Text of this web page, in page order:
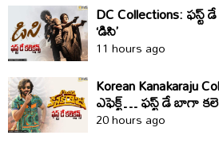
DC Collections:
‘డిసి’
11 hours ago
Korean Kanakaraju
ఎఫెక్ట్… ఫస్ట్ డే బాగా
కనకరాజు’
20 hours ago